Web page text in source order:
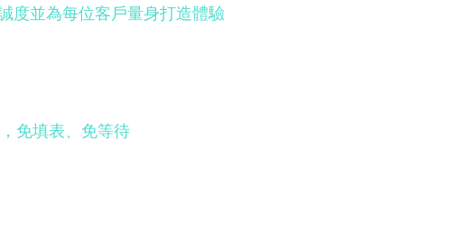
度並為每位客戶量身打造體驗
免填表、免等待